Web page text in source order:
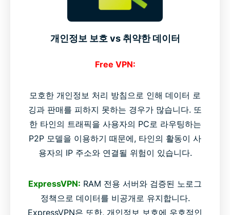
개인정보 보호 vs 취약한 데이터
Free VPN:
모호한 개인정보 처리 방침으로 인해 데이터 로
깅과 판매를 피하지 못하는 경우가 많습니다. 또
한 타인의 트래픽을 사용자의 PC로 라우팅하는
P2P 모델을 이용하기 때문에, 타인의 활동이 사
용자의 IP 주소와 연결될 위험이 있습니다.
ExpressVPN: RAM 전용 서버와 검증된 노로그
정책으로 데이터를 비공개로 유지합니다.
ExpressVPN은 또한, 개인정보 보호에 우호적인